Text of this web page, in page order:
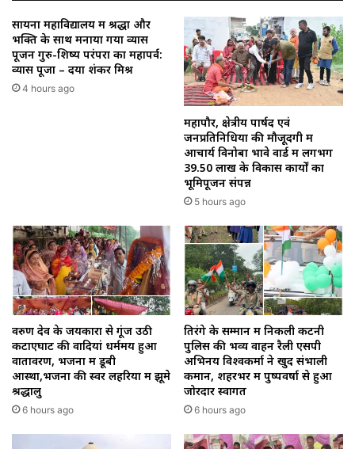
सायना महाविद्यालय में श्रद्धा और
भक्ति के साथ मनाया गया व्यास
पूजन गुरु-शिष्य परंपरा का महापर्व:
व्यास पूजा – दया शंकर मिश्र
4 hours ago
महापौर, क्षेत्रीय पार्षद एवं
जनप्रतिनिधियों की मौजूदगी में
आचार्य विनोबा भावे वार्ड में लगभग
39.50 लाख के विकास कार्यों का
भूमिपूजन संपन्न
5 hours ago
वरुण देव के जयकारों से गूंज उठी
कटाएघाट की वादियां धर्ममय हुआ
वातावरण, भजनों में डूबी
आस्था,भजनों की स्वर लहरियों में झूमे
श्रद्धालु
6 hours ago
तिरंगे के सम्मान में निकली कटनी
पुलिस की भव्य वाहन रैली एसपी
अभिनय विश्वकर्मा ने खुद संभाली
कमान, शहरभर में पुष्पवर्षा से हुआ
जोरदार स्वागत
6 hours ago